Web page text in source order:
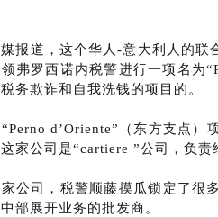
报道，这个华人-意大利人的联
弗罗西诺内税警进行一项名为
务欺诈和自我洗钱的项目的。
“Perno d’Oriente”（东方支点）
家公司是“cartiere ”公司，负责
公司，税警顺藤摸瓜锁定了很
部展开业务的批发商。